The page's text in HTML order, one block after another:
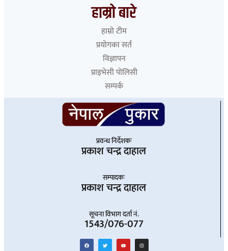
हाम्रो बारे
हाम्रो टीम
प्रयोगका सर्त
विज्ञापन
प्राइभेसी पोलिसी
सम्पर्क
प्रवन्ध निर्देशकः
प्रकाश चन्द्र दाहाल
सम्पादकः
प्रकाश चन्द्र दाहाल
सूचना विभाग दर्ता नं.
1543/076-077